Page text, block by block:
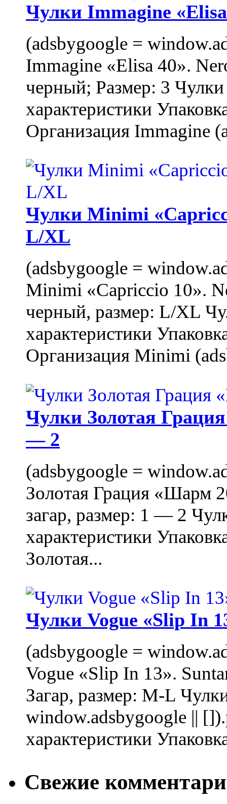
Чулки Immagine
(adsbygoogle =
Immagine «Elisa 40».
черный; Размер: 3
характеристики
Организация Immagine
Чулки Minimi
L/XL
(adsbygoogle =
Minimi «Capriccio 10».
черный, размер: L/XL
характеристики
Организация Minimi
Чулки Золотая
— 2
(adsbygoogle =
Золотая Грация «Шарм
загар, размер: 1 — 2
характеристики
Золотая...
Чулки Vogue «Slip In
(adsbygoogle =
Vogue «Slip In 13».
Загар, размер: M-L
window.adsbygoogle ||
характеристики
Свежие